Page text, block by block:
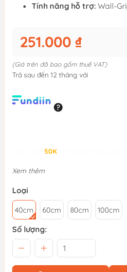
Tính năng hỗ trợ: Wall-
251.000 ₫
(Giá trên đã bao gồm thuế VAT)
Trả sau đến 12 tháng với
50K
Xem thêm
Loại
40cm 60cm 80cm 100cm
Số lượng: